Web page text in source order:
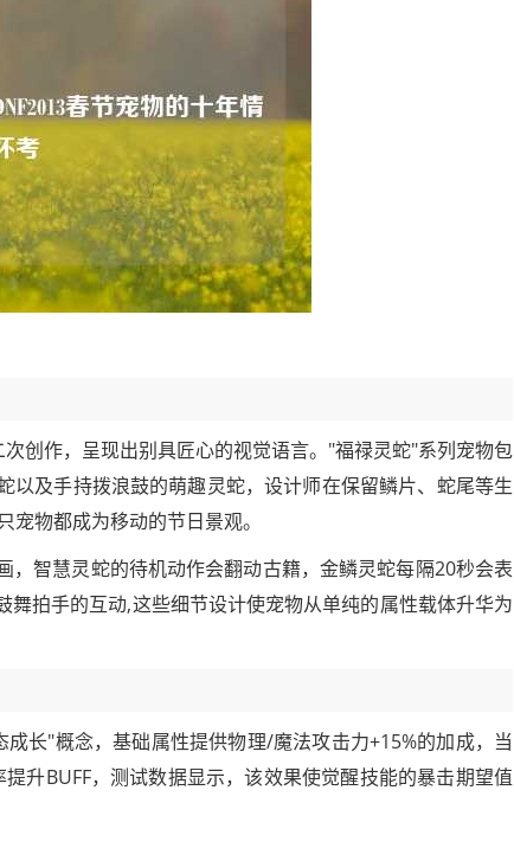
创作，呈现出别具匠心的视觉语言。"福禄灵蛇"系列宠物包
及手持拨浪鼓的萌趣灵蛇，设计师在保留鳞片、蛇尾等生
物都成为移动的节日景观。
智慧灵蛇的待机动作会翻动古籍，金鳞灵蛇每隔20秒会表
拍手的互动,这些细节设计使宠物从单纯的属性载体升华为
长"概念，基础属性提供物理/魔法攻击力+15%的加成，当
升BUFF，测试数据显示，该效果使觉醒技能的暴击期望值